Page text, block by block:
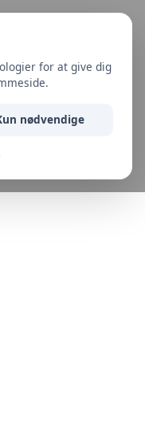
for at give dig
nødvendige